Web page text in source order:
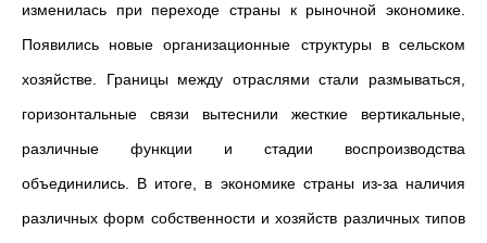
изменилась при переходе страны к рыночной экономике.
Появились новые организационные структуры в сельском
хозяйстве. Границы между отраслями стали размываться,
горизонтальные связи вытеснили жесткие вертикальные,
различные функции и стадии воспроизводства
объединились. В итоге, в экономике страны из-за наличия
различных форм собственности и хозяйств различных типов